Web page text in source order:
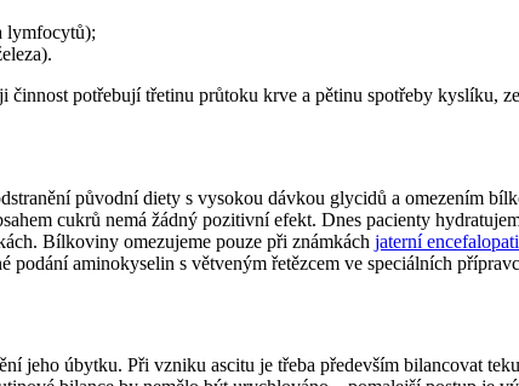
lymfocytů);
potřebují třetinu průtoku krve a pětinu spotřeby kyslíku,
původní diety s vysokou dávkou glycidů a omezením
cukrů nemá žádný pozitivní efekt. Dnes pacienty
Bílkoviny omezujeme pouze při známkách jaterní
aminokyselin s větveným řetězcem ve speciálních
jeho úbytku. Při vzniku ascitu je třeba především bilancovat